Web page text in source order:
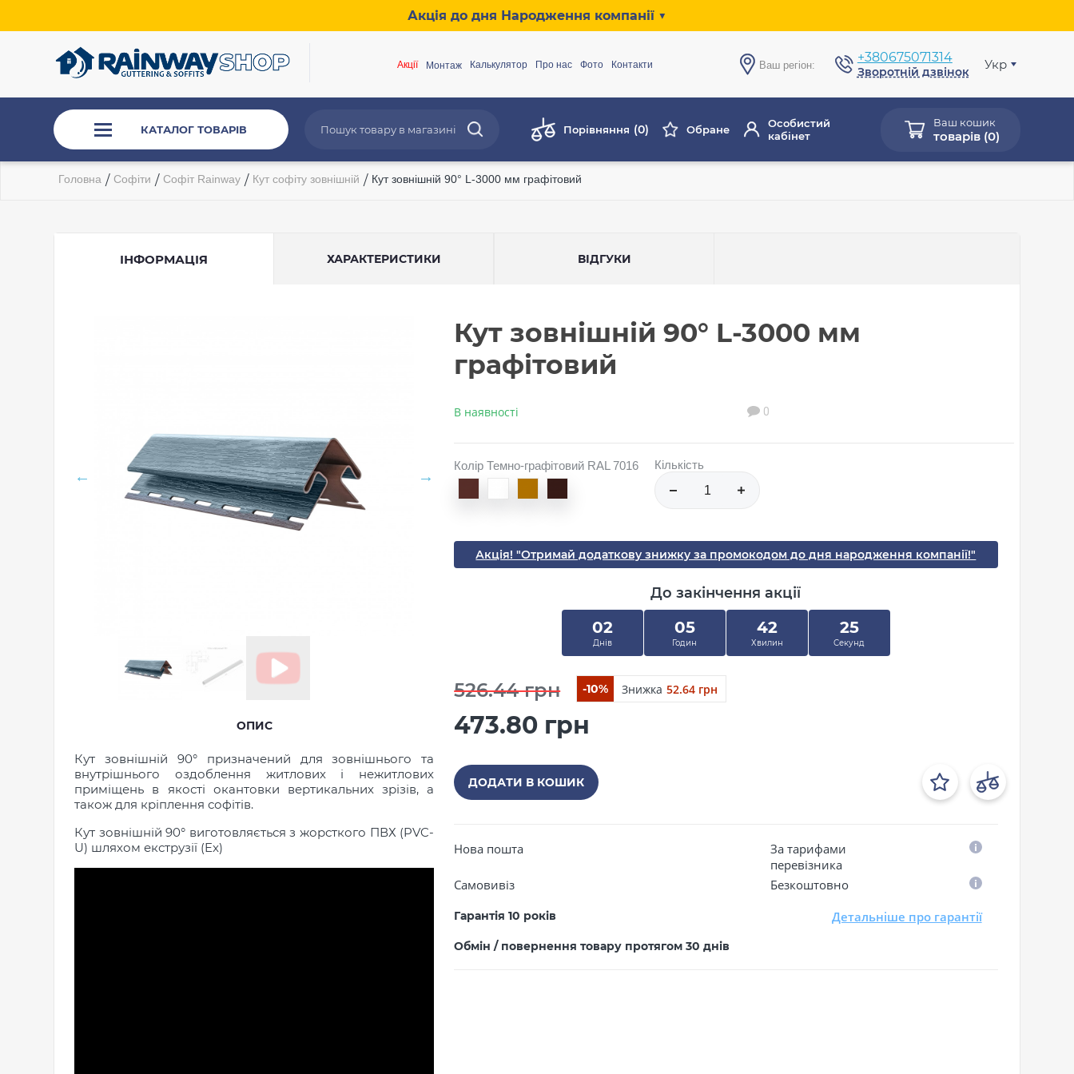
Акція до дня Народження компанії ▼
Акції Монтаж Калькулятор Про нас Фото Контакти Ваш регіон:
+380675071314
Зворотній дзвінок Укр
КАТАЛОГ ТОВАРІВ Порівняння (0) Обране
Особистий
кабінет
Ваш кошик
товарів (0)
Головна / Софіти / Софіт Rainway / Кут софіту зовнішній / Кут зовнішній 90° L-3000 мм графітовий
ІНФОРМАЦІЯ ХАРАКТЕРИСТИКИ ВІДГУКИ
ОПИС
Кут зовнішній 90° призначений для зовнішнього та
внутрішнього оздоблення житлових і нежитлових
приміщень в якості окантовки вертикальних зрізів, а
також для кріплення софітів.
Кут зовнішній 90° виготовляється з жорсткого ПВХ (PVC-
U) шляхом екструзії (Ex)
Кут зовнішній 90° L-3000 мм
графітовий
В наявності 0
Колір Темно-графітовий RAL 7016 Кількість
Акція! "Отримай додаткову знижку за промокодом до дня народження компанії!"
До закінчення акції
02
Днів
05
Годин
42
Хвилин
24
Секунд
526.44 грн -10% Знижка 52.64 грн
473.80 грн
ДОДАТИ В КОШИК
Нова пошта
За тарифами
перевізника
Самовивіз
Безкоштовно
Гарантія 10 років
Обмін / повернення товару протягом 30 днів
Детальніше про гарантії